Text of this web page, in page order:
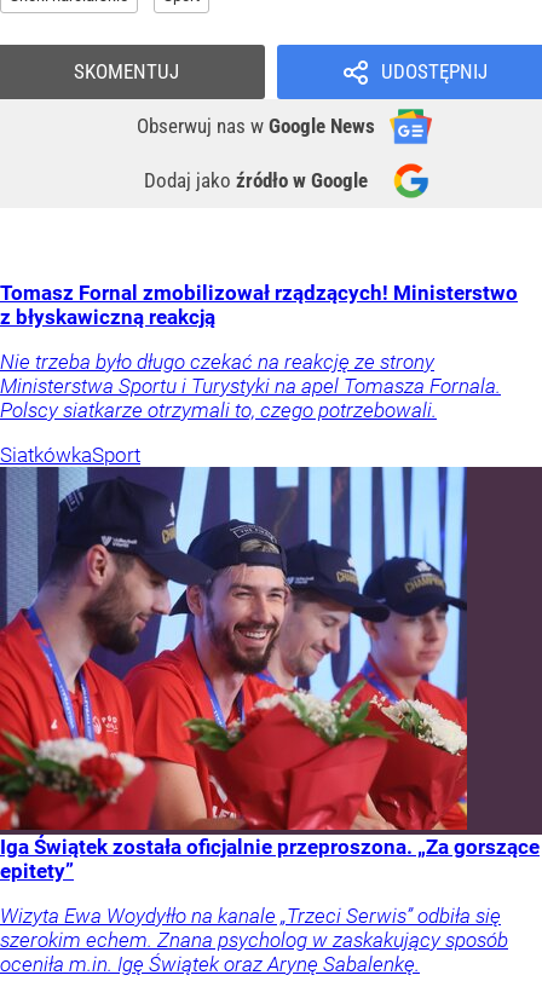
UDOSTĘPNIJ
Obserwuj nas w Google News
Dodaj jako źródło w Google
SKOMENTUJ
Tomasz Fornal zmobilizował rządzących! Ministerstwo
z błyskawiczną reakcją
Nie trzeba było długo czekać na reakcję ze strony
Ministerstwa Sportu i Turystyki na apel Tomasza Fornala.
Polscy siatkarze otrzymali to, czego potrzebowali.
SiatkówkaSport
Iga Świątek została oficjalnie przeproszona. „Za gorszące
epitety”
Wizyta Ewa Woydyłło na kanale „Trzeci Serwis” odbiła się
szerokim echem. Znana psycholog w zaskakujący sposób
oceniła m.in. Igę Świątek oraz Arynę Sabalenkę.